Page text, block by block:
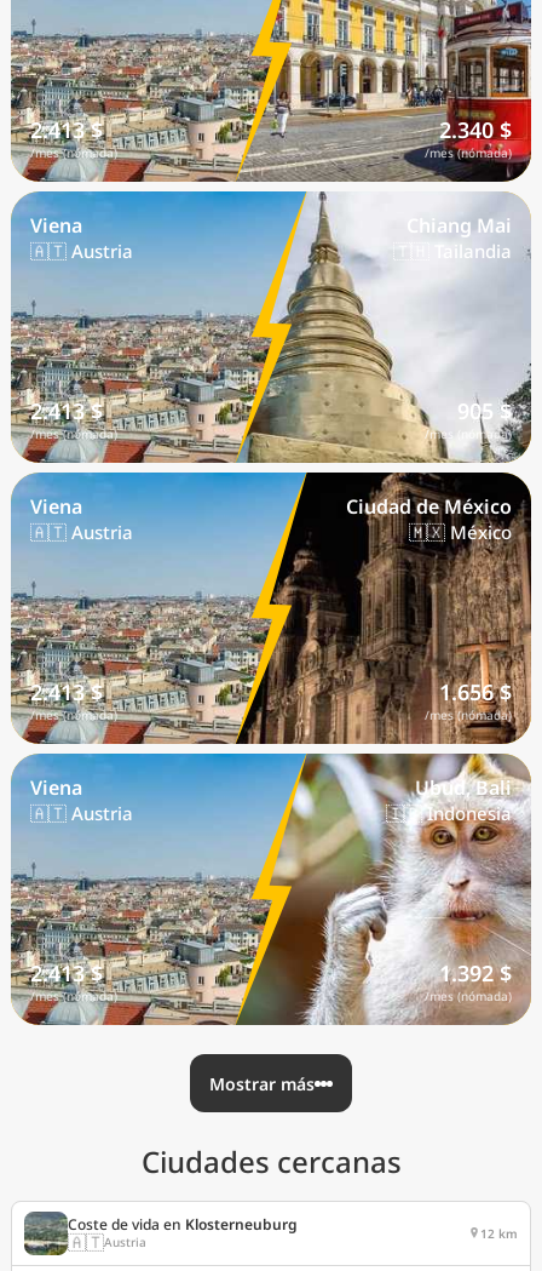
2.413 $
/mes (nómada)
2.340 $
/mes (nómada)
Viena
🇦🇹 Austria
2.413 $
/mes (nómada)
Chiang Mai
🇹🇭 Tailandia
905 $
/mes (nómada)
Viena
🇦🇹 Austria
2.413 $
/mes (nómada)
Ciudad de México
🇲🇽 México
1.656 $
/mes (nómada)
Viena
🇦🇹 Austria
2.413 $
/mes (nómada)
Ubud, Bali
🇮🇩 Indonesia
1.392 $
/mes (nómada)
Mostrar más
Ciudades cercanas
Coste de vida en Klosterneuburg
🇦🇹Austria 12 km